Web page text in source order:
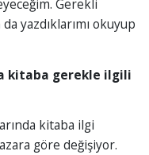
Gerekli
yazdıklarımı okuyup
kitaba gerekle ilgili
kitaba ilgi
göre değişiyor.